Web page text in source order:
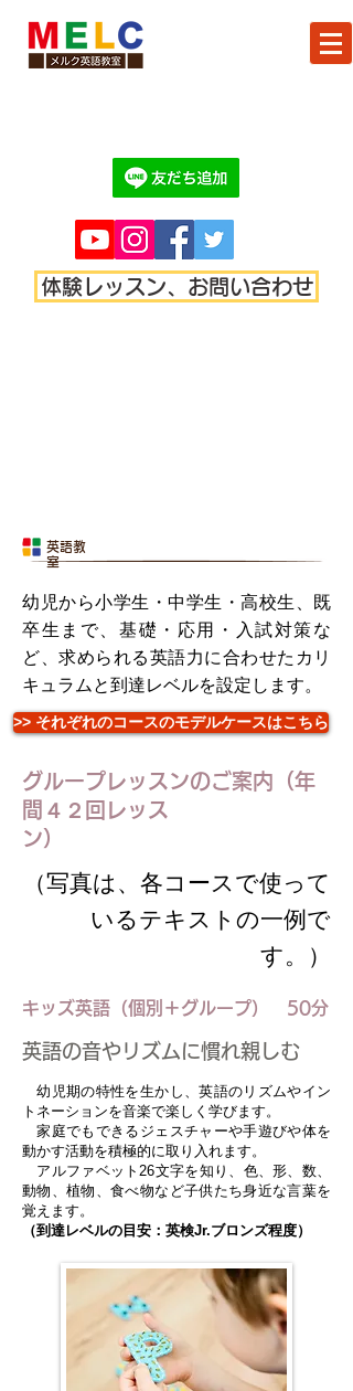
体験レッスン、お問い合わせ
英語教
室
幼児から小学生・中学生・高校生、既
卒生まで、基礎・応用・入試対策な
ど、求められる英語力に合わせたカリ
キュラムと到達レベルを設定します。
>> それぞれのコースのモデルケースはこちら
グループレッスンのご案内（年
間４２回レッス
ン）
（写真は、各コースで使って
いるテキストの一例で
す。）
キッズ英語（個別＋グループ） 50分
英語の音やリズムに慣れ親しむ
幼児期の特性を生かし、英語のリズムやイン
トネーションを音楽で楽しく学びます。
家庭でもできるジェスチャーや手遊びや体を
動かす活動を積極的に取り入れます。
アルファベット26文字を知り、色、形、数、
動物、植物、食べ物など子供たち身近な言葉を
覚えます。
（到達レベルの目安：英検Jr.ブロンズ程度）